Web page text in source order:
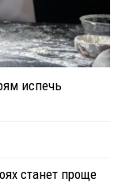
испечь
станет проще